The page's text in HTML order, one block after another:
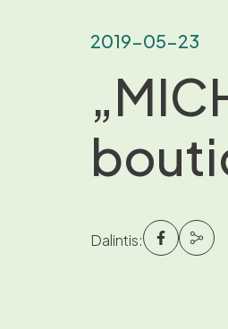
2019-05-23
Dalintis: